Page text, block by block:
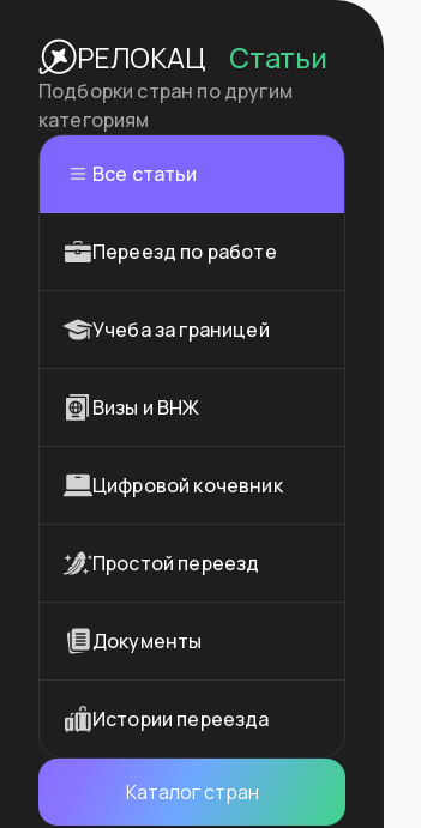
РЕЛОКАЦ Статьи
Подборки стран по другим
категориям
Все статьи
Переезд по работе
Учеба за границей
Визы и ВНЖ
Цифровой кочевник
Простой переезд
Документы
Истории переезда
Каталог стран